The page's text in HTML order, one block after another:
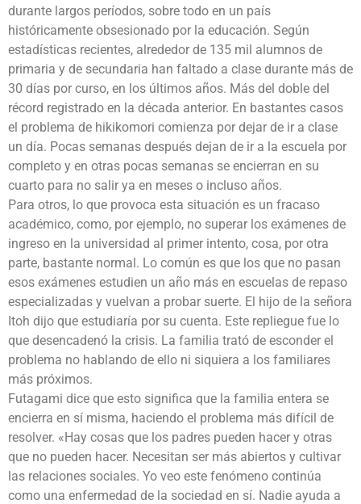
durante largos períodos, sobre todo en un país
históricamente obsesionado por la educación. Según
estadísticas recientes, alrededor de 135 mil alumnos de
primaria y de secundaria han faltado a clase durante más de
30 días por curso, en los últimos años. Más del doble del
récord registrado en la década anterior. En bastantes casos
el problema de hikikomori comienza por dejar de ir a clase
un día. Pocas semanas después dejan de ir a la escuela por
completo y en otras pocas semanas se encierran en su
cuarto para no salir ya en meses o incluso años.
Para otros, lo que provoca esta situación es un fracaso
académico, como, por ejemplo, no superar los exámenes de
ingreso en la universidad al primer intento, cosa, por otra
parte, bastante normal. Lo común es que los que no pasan
esos exámenes estudien un año más en escuelas de repaso
especializadas y vuelvan a probar suerte. El hijo de la señora
Itoh dijo que estudiaría por su cuenta. Este repliegue fue lo
que desencadenó la crisis. La familia trató de esconder el
problema no hablando de ello ni siquiera a los familiares
más próximos.
Futagami dice que esto significa que la familia entera se
encierra en sí misma, haciendo el problema más difícil de
resolver. «Hay cosas que los padres pueden hacer y otras
que no pueden hacer. Necesitan ser más abiertos y cultivar
las relaciones sociales. Yo veo este fenómeno continúa
como una enfermedad de la sociedad en sí. Nadie ayuda a